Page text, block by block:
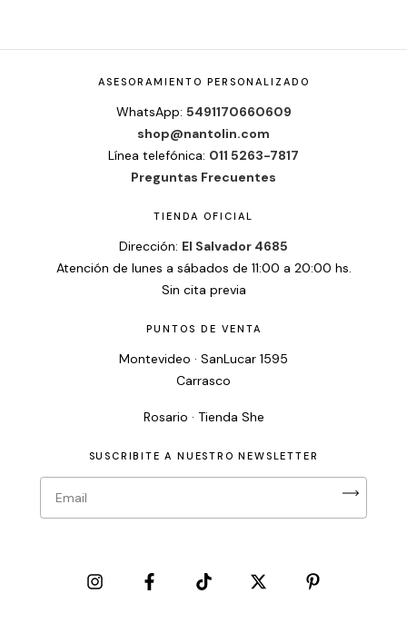
ASESORAMIENTO PERSONALIZADO
WhatsApp: 5491170660609
shop@nantolin.com
Línea telefónica: 011 5263-7817
Preguntas Frecuentes
TIENDA OFICIAL
Dirección: El Salvador 4685
Atención de lunes a sábados de 11:00 a 20:00 hs.
Sin cita previa
PUNTOS DE VENTA
Montevideo · SanLucar 1595
Carrasco
Rosario · Tienda She
SUSCRIBITE A NUESTRO NEWSLETTER